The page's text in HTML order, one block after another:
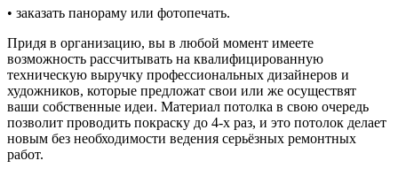
• заказать панораму или фотопечать.
Придя в организацию, вы в любой момент имеете
возможность рассчитывать на квалифицированную
техническую выручку профессиональных дизайнеров и
художников, которые предложат свои или же осуществят
ваши собственные идеи. Материал потолка в свою очередь
позволит проводить покраску до 4-х раз, и это потолок делает
новым без необходимости ведения серьёзных ремонтных
работ.